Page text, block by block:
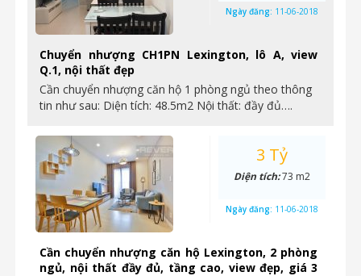
Chuyển nhượng CH1PN Lexington, lô A, view
Q.1, nội thất đẹp
Cần chuyển nhượng căn hộ 1 phòng ngủ theo thông
tin như sau: Diện tích: 48.5m2 Nội thất: đầy đủ….
Ngày đăng: 11-06-2018
Cần chuyển nhượng căn hộ Lexington, 2 phòng
ngủ, nội thất đầy đủ, tầng cao, view đẹp, giá 3
3 Tỷ
Diện tích:73 m2
Ngày đăng: 11-06-2018